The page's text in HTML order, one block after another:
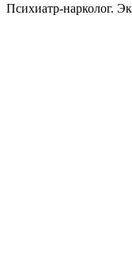
Психиатр-нарколог.